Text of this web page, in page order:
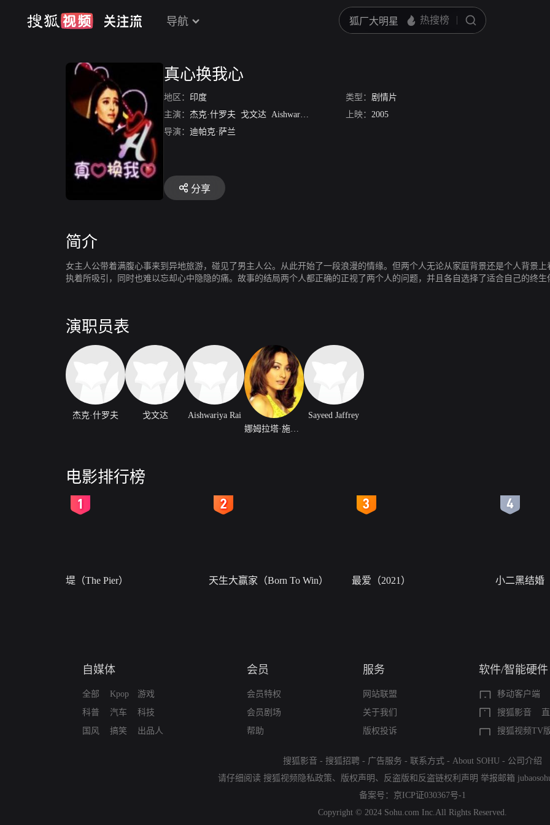
导航
真心换我心
地区： 印度 类型： 剧情片
主演： 杰克·什罗夫 戈文达 Aishwariya Rai 娜姆拉塔·施洛德卡
上映： 2005
导演： 迪帕克·萨兰
分享
简介
女主人公带着满腹心事来到异地旅游，碰见了男主人公。从此开始了一段浪漫的情缘。但两个人无论从家庭背景还是个人背景
执着所吸引，同时也难以忘却心中隐隐的痛。故事的结局两个人都正确的正视了两个人的问题，并且各自选择了适合自己的终生
演职员表
杰克·什罗夫 戈文达
Aishwariya Rai
Sayeed Jaffrey
电影排行榜
堤（The Pier） 天生大赢家（Born To Win） 最爱（2021） 小二黑结婚
自媒体
全部
科普
国风
Kpop
汽车
搞笑
游戏
科技
出品人
会员
会员特权
会员剧场
帮助
服务
网站联盟
关于我们
版权投诉
软件/智能硬件
移动客户端
搜狐影音
搜狐视频TV
搜狐影音 - 搜狐招聘 - 广告服务 - 联系方式 - About SOHU - 公司介绍
请仔细阅读 搜狐视频隐私政策、 版权声明 、 反盗版和反盗链权利声明 举报邮箱
备案号： 京ICP证030367号-1
Copyright © 2024 Sohu.com Inc.All Rights Reserved.